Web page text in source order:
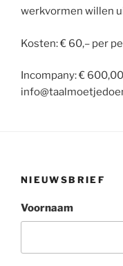
werkvormen willen
Kosten: € 60,– per
Incompany: €
NIEUWSBRIEF
Voornaam